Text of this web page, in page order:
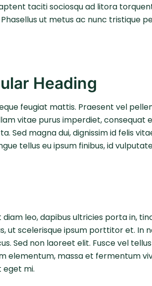
taciti sociosqu ad litora
ut metus ac nunc tristique
Heading
feugiat mattis. Praesent vel
vitae purus imperdiet, consequat
Sed magna dui, dignissim id felis
tellus eu ipsum finibus, id
diam leo, dapibus ultricies porta in,
ut scelerisque ipsum porttitor et. In
Sed non laoreet elit. Fusce vel
elementum, massa et fermentum
eget mi.